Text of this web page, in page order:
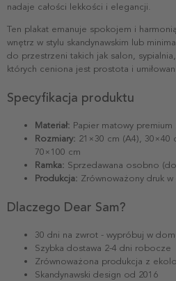
nadaje całości lekkości i elegancji.
Ten plakat emanuje spokojem i
wnętrz w stylu skandynawskim lub
do przestrzeni takich jak salon,
których ceniona jest prostota i
Specyfikacja produktu
Materiał: Papier matowy premium
Rozmiary: 21×30 cm (A4), 30×40
70×100 cm
Ramka: Sprzedawana osobno
Produkcja: Zrównoważony druk w
Dlaczego Dear Sam?
30 dni na zwrot - wypróbuj w
Szybka dostawa 2-4 dni robocze
Zrównoważona produkcja z
Skandynawski design od 2016